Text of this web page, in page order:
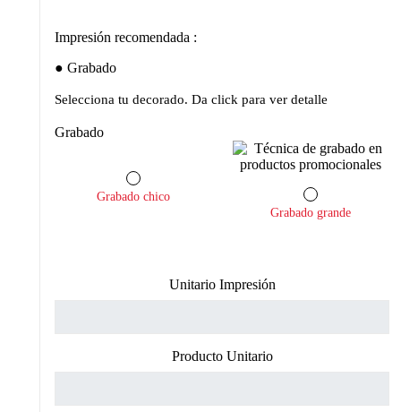
Impresión recomendada :
Grabado
Selecciona tu decorado. Da click para ver detalle
Grabado
Grabado chico
Grabado grande
Unitario Impresión
Producto Unitario